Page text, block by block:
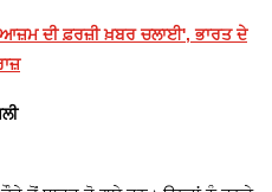
ਆਜ਼ਮ ਦੀ ਫ਼ਰਜ਼ੀ ਖ਼ਬਰ ਚਲਾਈ', ਭਾਰਤ ਦੇ